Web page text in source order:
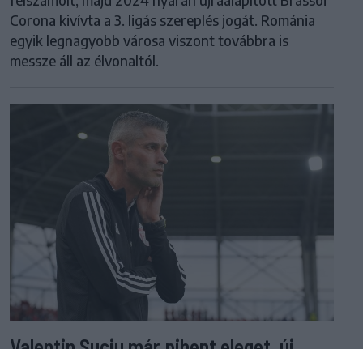
Corona kivívta a 3. ligás szereplés jogát. Románia
egyik legnagyobb városa viszont továbbra is
messze áll az élvonaltól.